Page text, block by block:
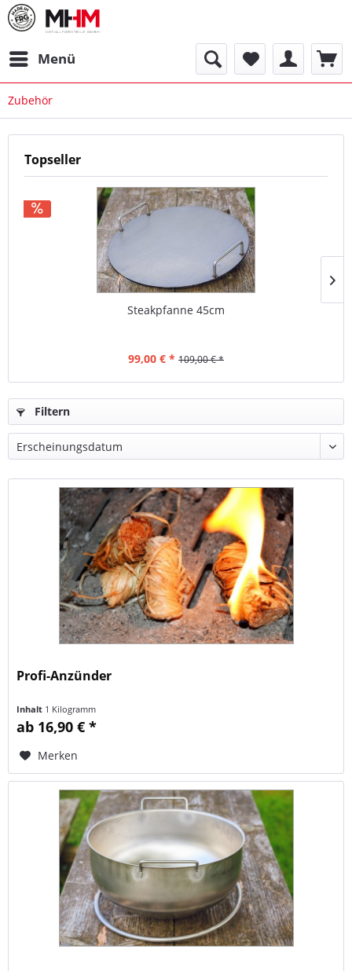
Menü
Zubehör
Topseller
Steakpfanne 45cm
99,00 € * 109,00 € *
Filtern
Profi-Anzünder
Inhalt 1 Kilogramm
ab 16,90 € *
Merken